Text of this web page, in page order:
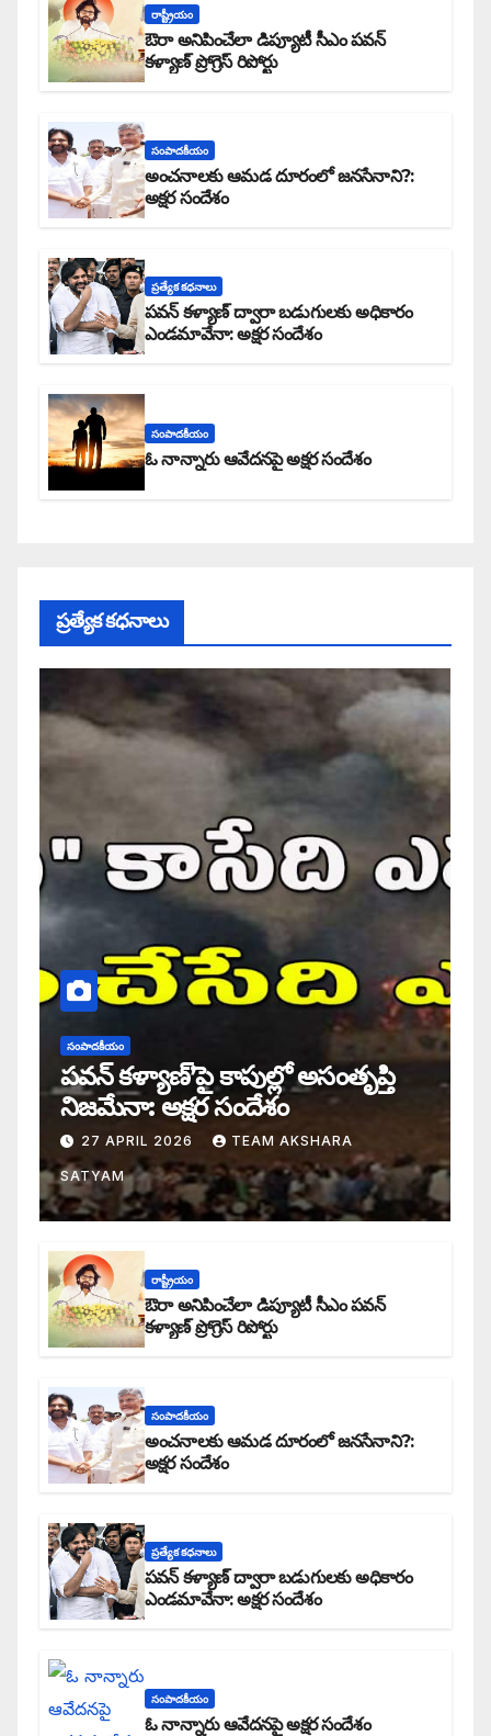
రాష్ట్రీయం
ఔరా అనిపించేలా డిప్యూటీ సీఎం పవన్
కళ్యాణ్ ప్రోగ్రెస్ రిపోర్టు
సంపాదకీయం
అంచనాలకు ఆమడ దూరంలో జనసేనాని?:
అక్షర సందేశం
ప్రత్యేక కధనాలు
పవన్ కళ్యాణ్ ద్వారా బడుగులకు అధికారం
ఎండమావేనా: అక్షర సందేశం
సంపాదకీయం
ఓ నాన్నారు ఆవేదనపై అక్షర సందేశం
ప్రత్యేక కధనాలు
సంపాదకీయం
పవన్ కళ్యాణ్’పై కాపుల్లో అసంతృప్తి
నిజమేనా: అక్షర సందేశం
27 APRIL 2026 TEAM AKSHARA
SATYAM
రాష్ట్రీయం
ఔరా అనిపించేలా డిప్యూటీ సీఎం పవన్
కళ్యాణ్ ప్రోగ్రెస్ రిపోర్టు
సంపాదకీయం
అంచనాలకు ఆమడ దూరంలో జనసేనాని?:
అక్షర సందేశం
ప్రత్యేక కధనాలు
పవన్ కళ్యాణ్ ద్వారా బడుగులకు అధికారం
ఎండమావేనా: అక్షర సందేశం
సంపాదకీయం
ఓ నాన్నారు ఆవేదనపై అక్షర సందేశం